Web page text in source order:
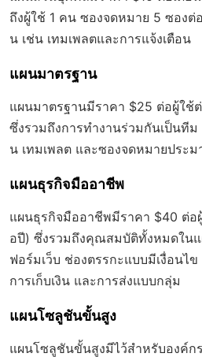
ถึงผู้ใช้ 1 คน ซองจดหมาย 5 ซอง
น เช่น เทมเพลตและการแจ้งเตือน
แผนมาตรฐาน
แผนมาตรฐานมีราคา $25 ต่อผู้ใช้
ซึ่งรวมถึงการทำงานร่วมกันเป็นทีม
น เทมเพลต และซองจดหมายประ
แผนธุรกิจมืออาชีพ
แผนธุรกิจมืออาชีพมีราคา $40 ต่อ
อปี) ซึ่งรวมถึงคุณสมบัติทั้งหมดใน
ฟอร์มเว็บ ช่องตรรกะแบบมีเงื่อนไ
การเก็บเงิน และการส่งแบบกลุ่ม
แผนโซลูชันขั้นสูง
แผนโซลูชันขั้นสูงมีไว้สำหรับองค์ก